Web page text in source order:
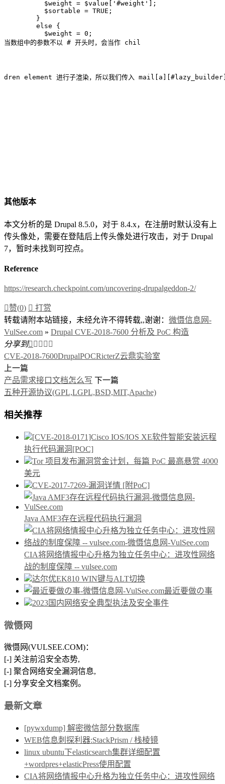
          $weight = $value['#weight'];
          $sortable = TRUE;
        }
        else {
          $weight = 0;
当数组中的参数不以 # 开头时，会当作 chil
其他版本
本文分析的是 Drupal 8.5.0，对于 8.4.x，在注册时默认没有上
传头像处，需要在登陆后上传头像处进行攻击，对于 Drupal
7，暂时未找到可控点。
Reference
https://research.checkpoint.com/uncovering-drupalgeddon-2/
赞(0)  打赏
转载请附本站链接，未经允许不得转载,,谢谢： 微慑信息网-
VulSee.com » Drupal CVE-2018-7600 分析及 PoC 构造
分享到    
CVE-2018-7600DrupalPOCRicterZ云鼎实验室
上一篇
产品需求接口文档怎么写
下一篇
五种开源协议(GPL,LGPL,BSD,MIT,Apache)
相关推荐
[CVE-2018-0171]Cisco IOS/IOS XE软件智能安装远程
执行代码漏洞[POC]
Tor 项目发布漏洞赏金计划，每篇 PoC 最高悬赏 4000
美元
CVE-2017-7269-漏洞详情 [附PoC]
Java AMF3存在远程代码执行漏洞
CIA将网络情报中心升格为独立任务中心：进攻性网络
战的制度保障 -- vulsee.com
达尔优EK810 WIN键与ALT切换
最近要做の事
2023国内网络安全典型执法及安全事件
微慑网
微慑网(VULSEE.COM)：
[-] 关注前沿安全态势,
[-] 聚合网络安全漏洞信息,
[-] 分享安全文档案例。
最新文章
[pywxdump] 解密微信部分数据库
WEB信息刺探利器:StackPrism / 栈棱镜
linux ubuntu下elasticsearch集群详细配置
+wordpres+elasticPress使用配置
CIA将网络情报中心升格为独立任务中心：进攻性网络